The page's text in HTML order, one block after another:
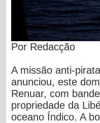
Por Redacção
A missão anti-
anunciou, este
Renuar, com
propriedade da
oceano Índico. A